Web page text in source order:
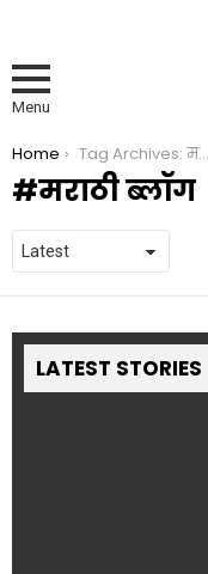
Menu
You are here:
Home Tag Archives: मराठी ब्लॉग
मराठी ब्लॉग
LATEST STORIES